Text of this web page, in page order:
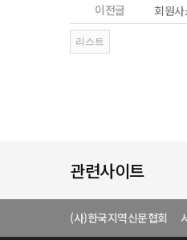
이전글
회원
관련사이트
(사)한국지역신문협회